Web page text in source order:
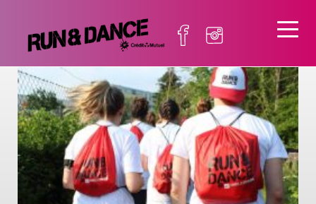
IMG_5309